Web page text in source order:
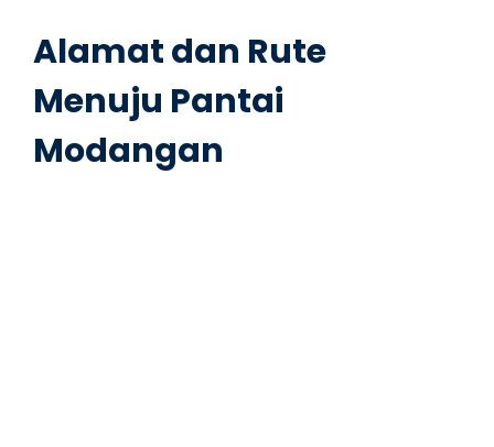
Alamat dan Rute
Menuju Pantai
Modangan